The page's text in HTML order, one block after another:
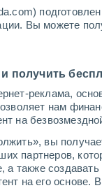
Вы можете
получить
реклама,
нам
на
вы
партнеров,
а также
на его
Закрытие